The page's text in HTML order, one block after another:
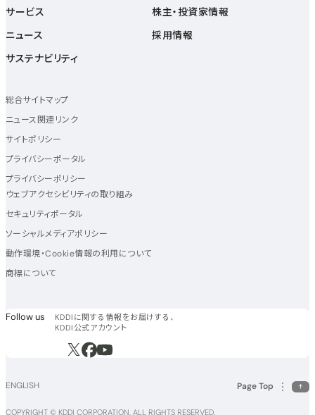
サービス
ニュース
サステナビリティ
株主・投資家情報
採用情報
総合サイトマップ
ニュース関連リンク
サイトポリシー
プライバシーポータル
プライバシーポリシー
ウェブアクセシビリティの取り組み
セキュリティポータル
ソーシャルメディアポリシー
動作環境・Cookie情報の利用について
商標について
Follow us フォローアス
KDDIに関する情報をお届けする、
KDDI公式アカウント
新規ウィンドウで開く
新規ウィンドウで開く
新規ウィンドウで開く
ENGLISH Page Top
COPYRIGHT © KDDI CORPORATION, ALL RIGHTS RESERVED.